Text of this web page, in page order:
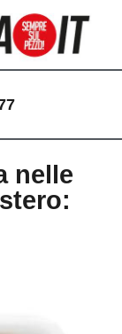
nelle